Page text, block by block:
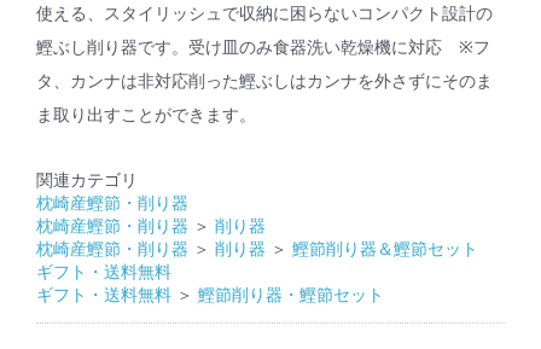
使える、スタイリッシュで収納に困らないコンパクト設計の
鰹ぶし削り器です。受け皿のみ食器洗い乾燥機に対応 ※フ
タ、カンナは非対応削った鰹ぶしはカンナを外さずにそのま
ま取り出すことができます。
関連カテゴリ
枕崎産鰹節・削り器
枕崎産鰹節・削り器 ＞ 削り器
枕崎産鰹節・削り器 ＞ 削り器 ＞ 鰹節削り器＆鰹節セット
ギフト・送料無料
ギフト・送料無料 ＞ 鰹節削り器・鰹節セット